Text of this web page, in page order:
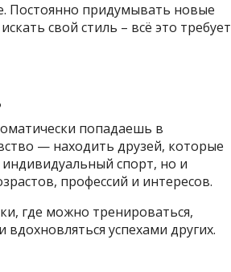
Постоянно придумывать новые
свой стиль – всё это требует
попадаешь в
— находить друзей, которые
спорт, но и
профессий и интересов.
где можно тренироваться,
успехами других.